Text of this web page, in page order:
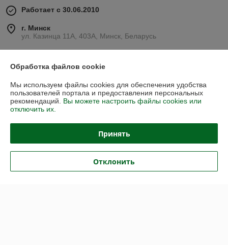
Работает с 30.06.2010
г. Минск
ул. Казинца 11А, 403А, Минск, Беларусь
Показать весь график работы
Отзывы о магазине
57 отзывов за всё время
Отлично
Обработка файлов cookie
Мы используем файлы cookies для обеспечения удобства
пользователей портала и предоставления персональных
рекомендаций. Вы можете настроить файлы cookies или
отключить их.
Принять
Отклонить